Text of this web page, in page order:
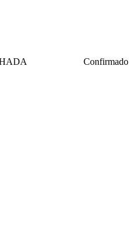
Confirmado